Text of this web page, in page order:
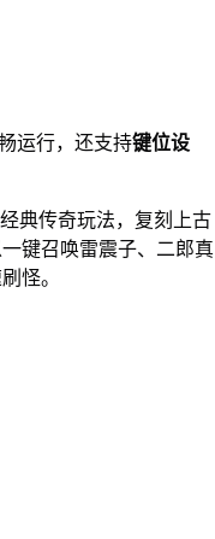
运行，还支持键位设
典传奇玩法，复刻上古
键召唤雷震子、二郎真
怪。